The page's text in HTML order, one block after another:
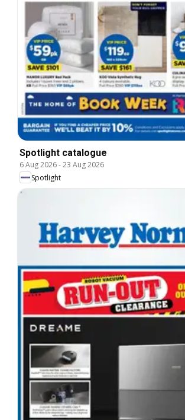
Spotlight catalogue
6 Aug 2026-23 Aug 2026
Spotlight